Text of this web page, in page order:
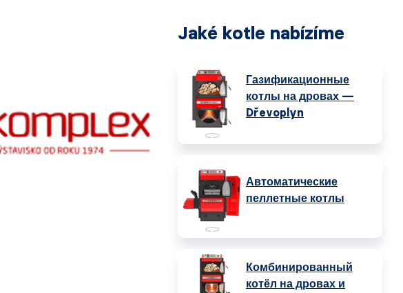
Jaké kotle nabízíme
Газификационные
котлы на дровах —
Dřevoplyn
Автоматические
пеллетные котлы
Комбинированный
котёл на дровах и